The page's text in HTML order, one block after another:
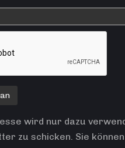
wird nur dazu
zu schicken. Sie